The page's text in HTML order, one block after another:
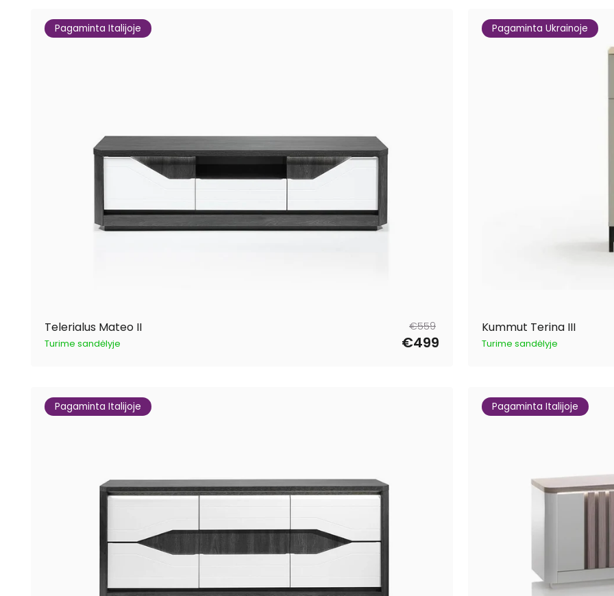
Pagaminta Italijoje
Telerialus Mateo II
Turime sandėlyje
Tavahind
€559
Müügihind
€499
Pagaminta Ukrainoje
Kummut Terina III
Turime sandėlyje
Pagaminta Italijoje Pagaminta Italijoje